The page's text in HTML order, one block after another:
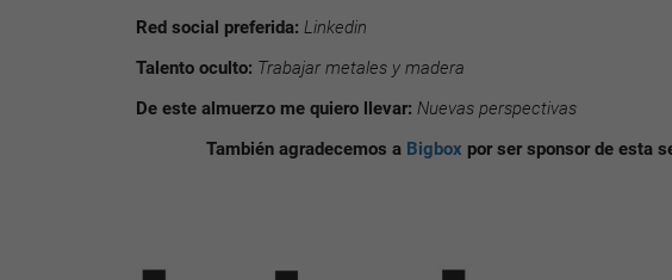
Red social preferida: Linkedin
Talento oculto: Trabajar metales y madera
De este almuerzo me quiero llevar: Nuevas perspectivas
También agradecemos a Bigbox por ser sponsor de esta